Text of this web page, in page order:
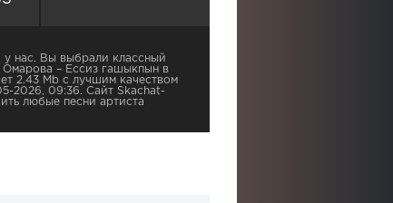
нас. Вы выбрали классный
Омарова – Ессиз гашыкпын в
2.43 Mb с лучшим качеством
2026, 09:36. Сайт Skachat-
любые песни артиста